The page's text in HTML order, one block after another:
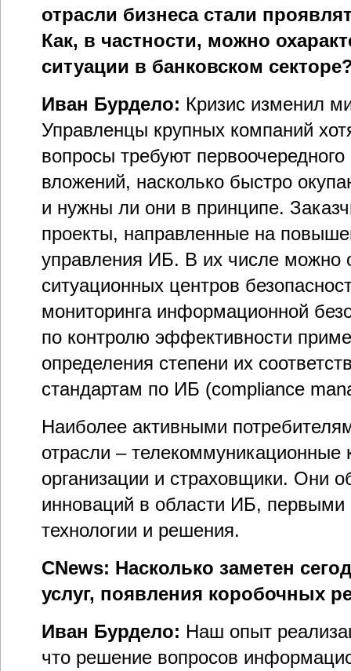
отрасли бизнеса стали
Как, в частности, можно
ситуации в банковском
Иван Бурдело: Кризис изменил
Управленцы крупных компаний
вопросы требуют
вложений, насколько быстро
и нужны ли они в принципе.
проекты, направленные на
управления ИБ. В их числе можно
ситуационных центров
мониторинга информационной
по контролю эффективности
определения степени их
стандартам по ИБ (compliance
Наиболее активными
отрасли –
организации и страховщики. Они
инноваций в области ИБ,
технологии и решения.
CNews: Насколько заметен
услуг, появления коробочных
Иван Бурдело: Наш опыт
что решение вопросов